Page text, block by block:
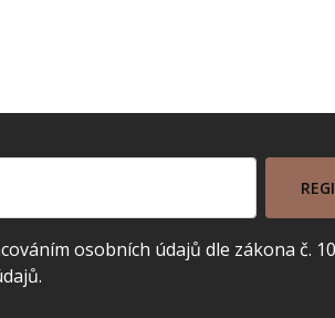
osobních údajů dle zákona č.